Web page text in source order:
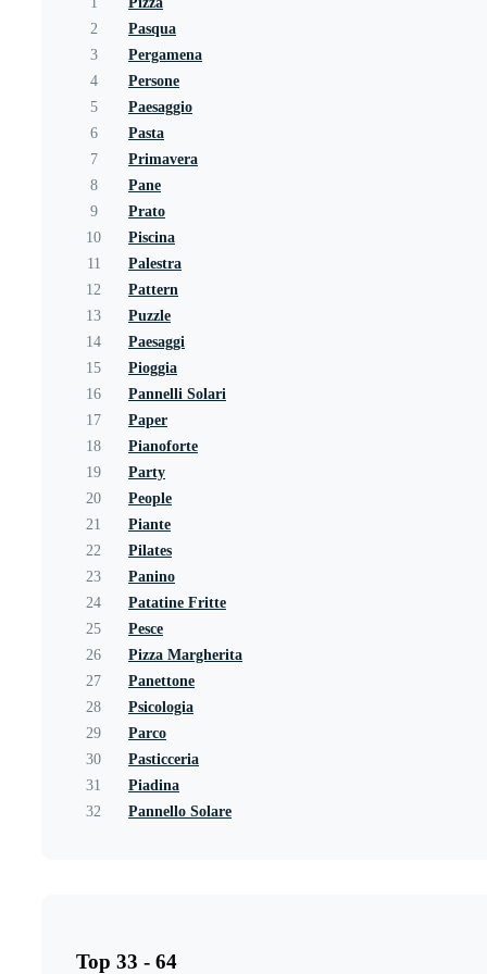
2
Pasqua
3
Pergamena
4
Persone
5
Paesaggio
6
Pasta
7
Primavera
8
Pane
9
Prato
10
Piscina
11
Palestra
12
Pattern
13
Puzzle
14
Paesaggi
15
Pioggia
16
Pannelli Solari
17
Paper
18
Pianoforte
19
Party
20
People
21
Piante
22
Pilates
23
Panino
24
Patatine Fritte
25
Pesce
26
Pizza Margherita
27
Panettone
28
Psicologia
29
Parco
30
Pasticceria
31
Piadina
32
Pannello Solare
Top 33 - 64